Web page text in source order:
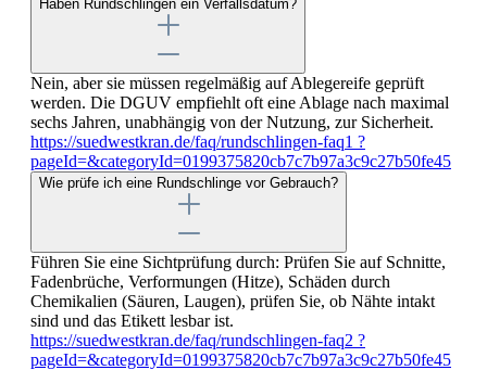
Haben Rundschlingen ein Verfallsdatum?
Nein, aber sie müssen regelmäßig auf Ablegereife geprüft
werden. Die DGUV empfiehlt oft eine Ablage nach maximal
sechs Jahren, unabhängig von der Nutzung, zur Sicherheit.
https://suedwestkran.de/faq/rundschlingen-faq1 ?
pageId=&categoryId=0199375820cb7c7b97a3c9c27b50fe45
Wie prüfe ich eine Rundschlinge vor Gebrauch?
Führen Sie eine Sichtprüfung durch: Prüfen Sie auf Schnitte,
Fadenbrüche, Verformungen (Hitze), Schäden durch
Chemikalien (Säuren, Laugen), prüfen Sie, ob Nähte intakt
sind und das Etikett lesbar ist.
https://suedwestkran.de/faq/rundschlingen-faq2 ?
pageId=&categoryId=0199375820cb7c7b97a3c9c27b50fe45